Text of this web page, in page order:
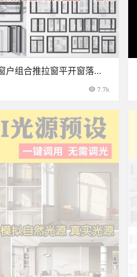
户组合推拉窗平开窗落地
桥窗SU模型
7.7k